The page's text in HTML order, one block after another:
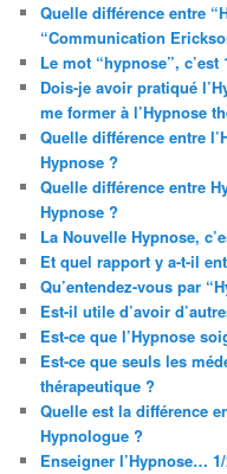
Quelle différence entre
“Communication
Le mot “hypnose”, c’est
Dois-je avoir pratiqué
me former à l’Hypnose
Quelle différence entre
Hypnose ?
Quelle différence entre
Hypnose ?
La Nouvelle Hypnose,
Et quel rapport y a-t-il
Qu’entendez-vous par
Est-il utile d’avoir
Est-ce que l’Hypnose
Est-ce que seuls les
thérapeutique ?
Quelle est la différence
Hypnologue ?
Enseigner l’Hypnose…